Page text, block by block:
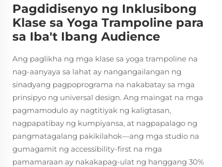
Pagdidisenyo ng Inklusibong
Klase sa Yoga Trampoline para
sa Iba't Ibang Audience
Ang paglikha ng mga klase sa yoga trampoline na
nag-aanyaya sa lahat ay nangangailangan ng
sinadyang pagpoprograma na nakabatay sa mga
prinsipyo ng universal design. Ang maingat na mga
pagmamodulo ay nagtitiyak ng kaligtasan,
nagpapatibay ng kumpiyansa, at nagpapalago ng
pangmatagalang pakikilahok—ang mga studio na
gumagamit ng accessibility-first na mga
pamamaraan ay nakakapag-ulat ng hanggang 30%